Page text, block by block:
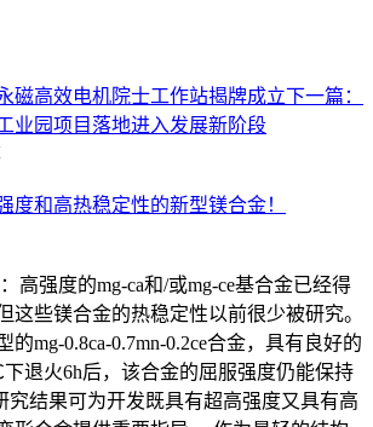
磁高效电机院士工作站揭牌成立下一篇：
业园项目落地进入发展新阶段
度和高热稳定性的新型镁合金！
高强度的mg-ca和/或mg-ce基合金已经得
这些镁合金的热稳定性以前很少被研究。
的mg-0.8ca-0.7mn-0.2ce合金，具有良好的
退火6h后，该合金的屈服强度仍能保持
究结果可为开发既具有超高强度又具有高